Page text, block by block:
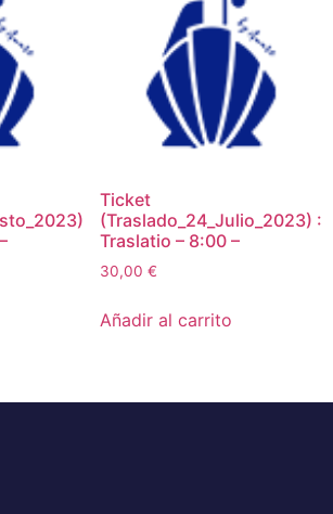
Ticket
(Traslado_24_Julio_2023) :
Traslatio – 8:00 –
30,00 €
Añadir al carrito